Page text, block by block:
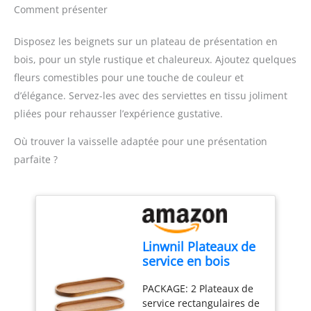
juste prix grâce à notre
réseau de 6200
réparateurs dans le
monde, pour contribuer
à la protection de
l’environnement et à la
réduction des déchets
CUISSON PRÉCISE :
polyvalence et une
cuisson précise de tous
les types d'ingrédients
délicieux. CONTRÔLE
FACILE : Une grande
fenêtre de visualisation
et une minuterie
numérique intégrée
facile: Thermostat
réglable jusqu'à 190 °C
avec témoin lumineux
pour des fritures
réussies Zone froide:
L’huile reste propre plus
longtemps, sans odeurs
fortes et avec un meilleur
lave-vaisselle et parois
froides pour une
manipulation sûre
Comment présenter
Disposez les beignets sur un plateau de présentation en
bois, pour un style rustique et chaleureux. Ajoutez quelques
fleurs comestibles pour une touche de couleur et
d’élégance. Servez-les avec des serviettes en tissu joliment
pliées pour rehausser l’expérience gustative.
Où trouver la vaisselle adaptée pour une présentation
parfaite ?
Linwnil Plateaux de
service en bois
ovales en bois pour
charcuterie,
PACKAGE: 2 Plateaux de
service rectangulaires de